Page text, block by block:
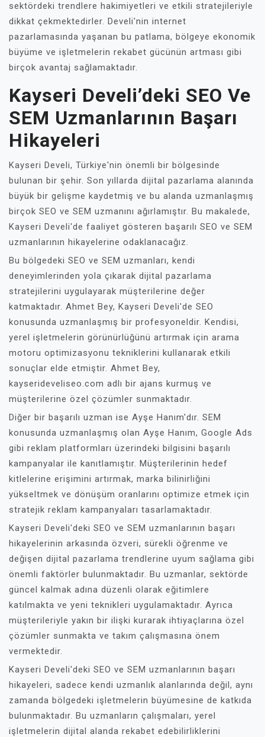
sektördeki trendlere hakimiyetleri ve etkili stratejileriyle
dikkat çekmektedirler. Develi'nin internet
pazarlamasında yaşanan bu patlama, bölgeye ekonomik
büyüme ve işletmelerin rekabet gücünün artması gibi
birçok avantaj sağlamaktadır.
Kayseri Develi’deki SEO Ve
SEM Uzmanlarının Başarı
Hikayeleri
Kayseri Develi, Türkiye'nin önemli bir bölgesinde
bulunan bir şehir. Son yıllarda dijital pazarlama alanında
büyük bir gelişme kaydetmiş ve bu alanda uzmanlaşmış
birçok SEO ve SEM uzmanını ağırlamıştır. Bu makalede,
Kayseri Develi'de faaliyet gösteren başarılı SEO ve SEM
uzmanlarının hikayelerine odaklanacağız.
Bu bölgedeki SEO ve SEM uzmanları, kendi
deneyimlerinden yola çıkarak dijital pazarlama
stratejilerini uygulayarak müşterilerine değer
katmaktadır. Ahmet Bey, Kayseri Develi'de SEO
konusunda uzmanlaşmış bir profesyoneldir. Kendisi,
yerel işletmelerin görünürlüğünü artırmak için arama
motoru optimizasyonu tekniklerini kullanarak etkili
sonuçlar elde etmiştir. Ahmet Bey,
kayserideveliseo.com adlı bir ajans kurmuş ve
müşterilerine özel çözümler sunmaktadır.
Diğer bir başarılı uzman ise Ayşe Hanım'dır. SEM
konusunda uzmanlaşmış olan Ayşe Hanım, Google Ads
gibi reklam platformları üzerindeki bilgisini başarılı
kampanyalar ile kanıtlamıştır. Müşterilerinin hedef
kitlelerine erişimini artırmak, marka bilinirliğini
yükseltmek ve dönüşüm oranlarını optimize etmek için
stratejik reklam kampanyaları tasarlamaktadır.
Kayseri Develi'deki SEO ve SEM uzmanlarının başarı
hikayelerinin arkasında özveri, sürekli öğrenme ve
değişen dijital pazarlama trendlerine uyum sağlama gibi
önemli faktörler bulunmaktadır. Bu uzmanlar, sektörde
güncel kalmak adına düzenli olarak eğitimlere
katılmakta ve yeni teknikleri uygulamaktadır. Ayrıca
müşterileriyle yakın bir ilişki kurarak ihtiyaçlarına özel
çözümler sunmakta ve takım çalışmasına önem
vermektedir.
Kayseri Develi'deki SEO ve SEM uzmanlarının başarı
hikayeleri, sadece kendi uzmanlık alanlarında değil, aynı
zamanda bölgedeki işletmelerin büyümesine de katkıda
bulunmaktadır. Bu uzmanların çalışmaları, yerel
işletmelerin dijital alanda rekabet edebilirliklerini